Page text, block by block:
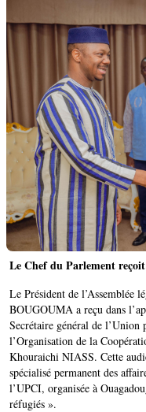
Le Chef du Parlement
Le Président de l’Assemblée
BOUGOUMA a reçu dans
Secrétaire général de l’Union
l’Organisation de la
Khouraichi NIASS. Cette
spécialisé permanent des
l’UPCI, organisée à
réfugiés ».